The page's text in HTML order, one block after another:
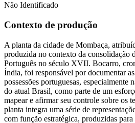
Não Identificado
Contexto de produção
A planta da cidade de Mombaça,
produzida no contexto da consolidação
Português no século XVII. Bocarro,
Índia, foi responsável por documentar
possessões portuguesas,
do atual Brasil, como parte de um
mapear e afirmar seu controle sobre os
planta integra uma série de
com função estratégica, produzidas